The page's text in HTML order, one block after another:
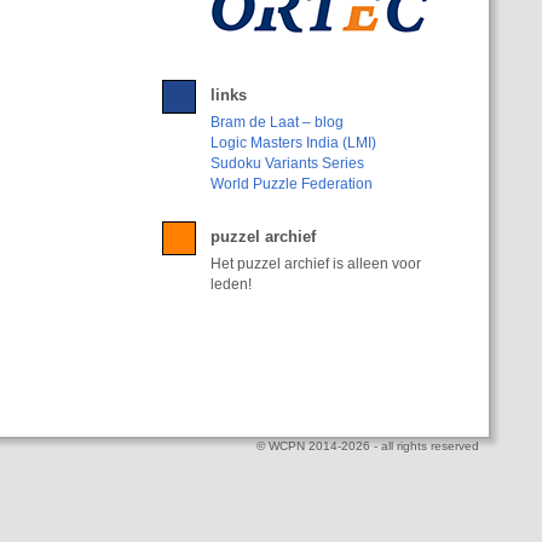
links
Bram de Laat – blog
Logic Masters India (LMI)
Sudoku Variants Series
World Puzzle Federation
puzzel archief
Het puzzel archief is alleen voor
leden!
© WCPN 2014-2026 - all rights reserved